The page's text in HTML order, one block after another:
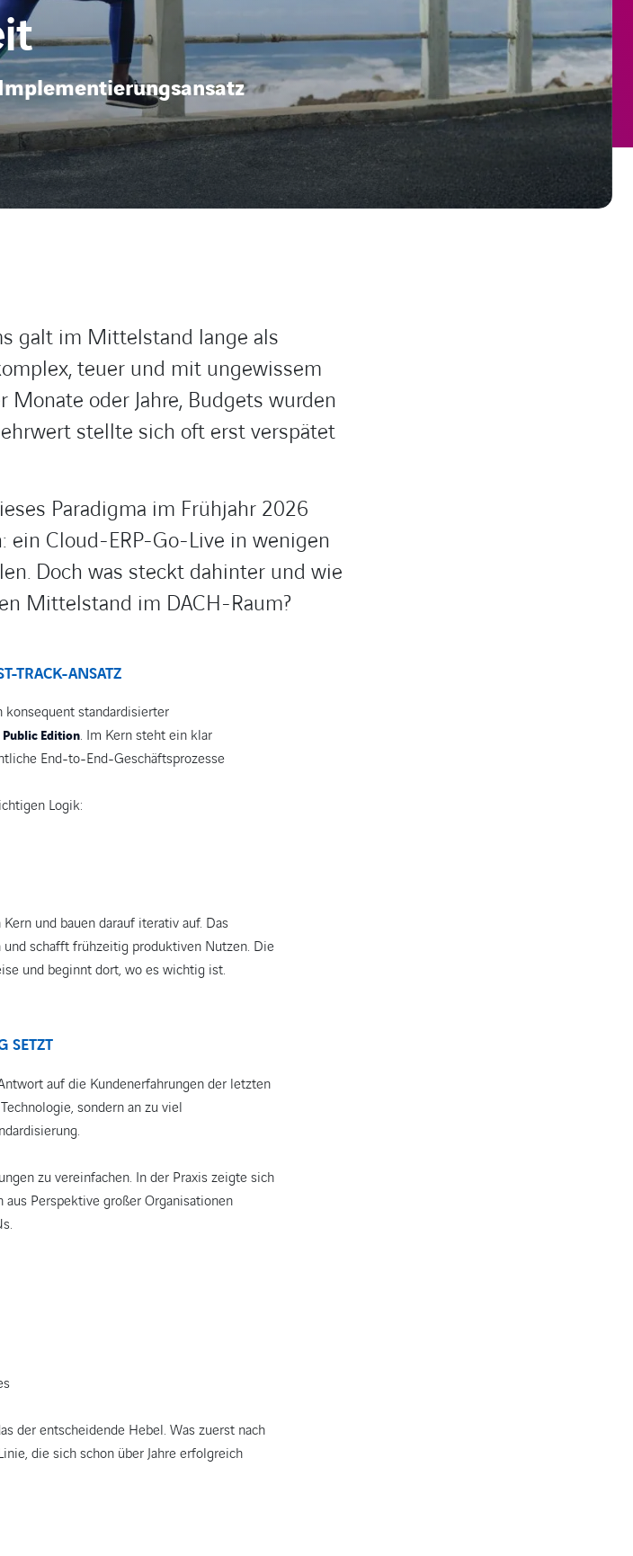
galt im Mittelstand lange als
teuer und mit ungewissem
oder Jahre, Budgets wurden
stellte sich oft erst verspätet
Paradigma im Frühjahr 2026
ein Cloud-ERP-Go-Live in wenigen
Doch was steckt dahinter und wie
Mittelstand im DACH-Raum?
TRACK-ANSATZ
konsequent standardisierter
Public Edition. Im Kern steht ein klar
End-to-End-Geschäftsprozesse
Logik:
und bauen darauf iterativ auf. Das
schafft frühzeitig produktiven Nutzen. Die
und beginnt dort, wo es wichtig ist.
SETZT
auf die Kundenerfahrungen der letzten
sondern an zu viel
zu vereinfachen. In der Praxis zeigte sich
aus Perspektive großer Organisationen
der entscheidende Hebel. Was zuerst nach
die sich schon über Jahre erfolgreich